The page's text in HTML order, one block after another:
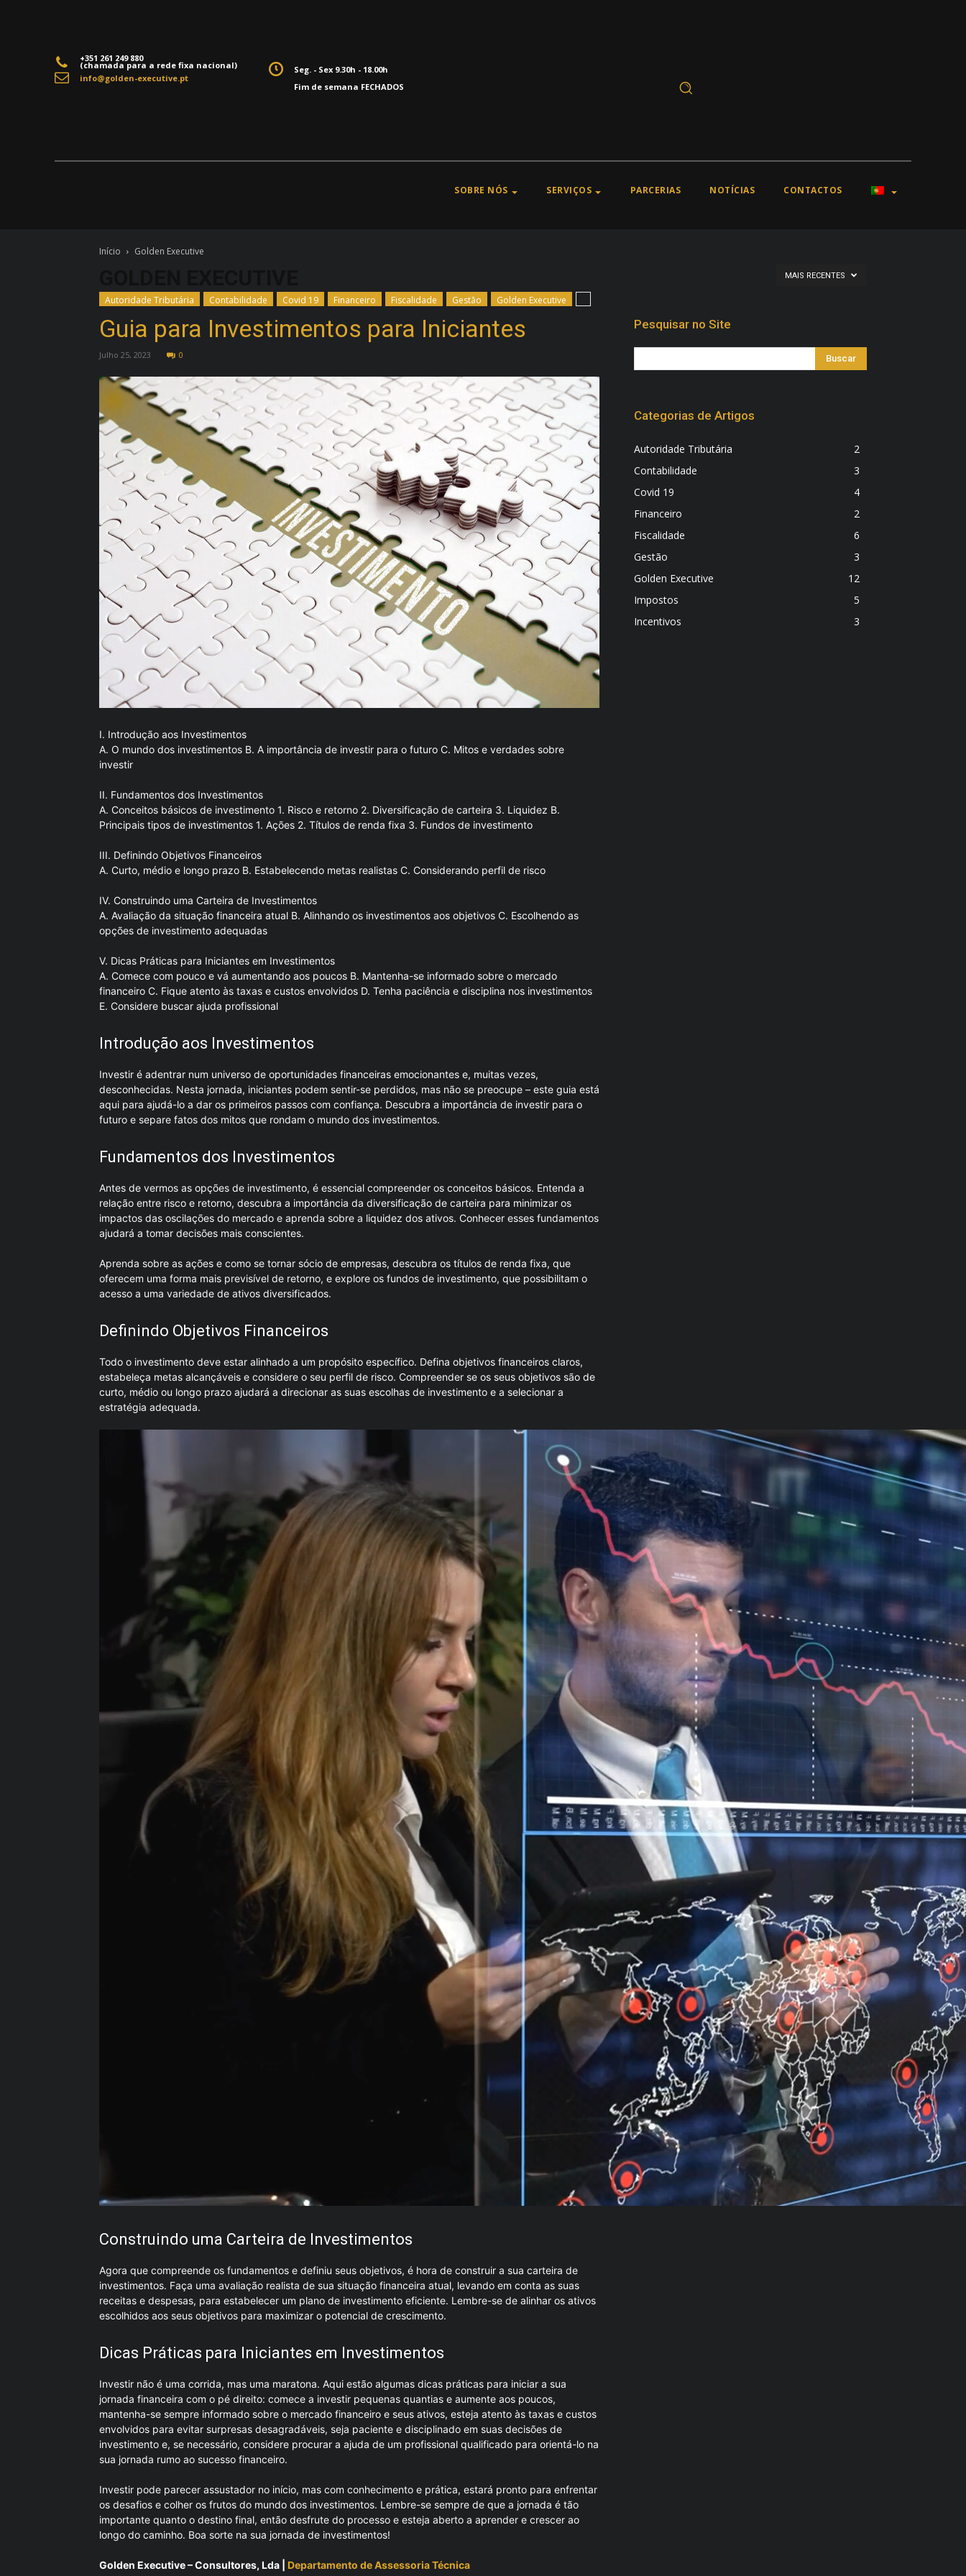
+351 261 249 880
(chamada para a rede fixa nacional)
info@golden-executive.pt
Seg. - Sex 9.30h - 18.00h
Fim de semana FECHADOS
SOBRE NÓS SERVIÇOS PARCERIAS NOTÍCIAS CONTACTOS
Início Golden Executive
Autoridade Tributária Contabilidade Covid 19 Financeiro Fiscalidade Gestão Golden Executive
MAIS RECENTES
Guia para Investimentos para Iniciantes
Julho 25, 2023 0
I. Introdução aos Investimentos
A. O mundo dos investimentos B. A importância de investir para o futuro C. Mitos e verdades sobre
investir
II. Fundamentos dos Investimentos
A. Conceitos básicos de investimento 1. Risco e retorno 2. Diversificação de carteira 3. Liquidez B.
Principais tipos de investimentos 1. Ações 2. Títulos de renda fixa 3. Fundos de investimento
III. Definindo Objetivos Financeiros
A. Curto, médio e longo prazo B. Estabelecendo metas realistas C. Considerando perfil de risco
IV. Construindo uma Carteira de Investimentos
A. Avaliação da situação financeira atual B. Alinhando os investimentos aos objetivos C. Escolhendo as
opções de investimento adequadas
V. Dicas Práticas para Iniciantes em Investimentos
A. Comece com pouco e vá aumentando aos poucos B. Mantenha-se informado sobre o mercado
financeiro C. Fique atento às taxas e custos envolvidos D. Tenha paciência e disciplina nos investimentos
E. Considere buscar ajuda profissional
Introdução aos Investimentos
Investir é adentrar num universo de oportunidades financeiras emocionantes e, muitas vezes,
desconhecidas. Nesta jornada, iniciantes podem sentir-se perdidos, mas não se preocupe – este guia está
aqui para ajudá-lo a dar os primeiros passos com confiança. Descubra a importância de investir para o
futuro e separe fatos dos mitos que rondam o mundo dos investimentos.
Fundamentos dos Investimentos
Antes de vermos as opções de investimento, é essencial compreender os conceitos básicos. Entenda a
relação entre risco e retorno, descubra a importância da diversificação de carteira para minimizar os
impactos das oscilações do mercado e aprenda sobre a liquidez dos ativos. Conhecer esses fundamentos
ajudará a tomar decisões mais conscientes.
Aprenda sobre as ações e como se tornar sócio de empresas, descubra os títulos de renda fixa, que
oferecem uma forma mais previsível de retorno, e explore os fundos de investimento, que possibilitam o
acesso a uma variedade de ativos diversificados.
Definindo Objetivos Financeiros
Todo o investimento deve estar alinhado a um propósito específico. Defina objetivos financeiros claros,
estabeleça metas alcançáveis ​​e considere o seu perfil de risco. Compreender se os seus objetivos são de
curto, médio ou longo prazo ajudará a direcionar as suas escolhas de investimento e a selecionar a
estratégia adequada.
Construindo uma Carteira de Investimentos
Agora que compreende os fundamentos e definiu seus objetivos, é hora de construir a sua carteira de
investimentos. Faça uma avaliação realista de sua situação financeira atual, levando em conta as suas
receitas e despesas, para estabelecer um plano de investimento eficiente. Lembre-se de alinhar os ativos
escolhidos aos seus objetivos para maximizar o potencial de crescimento.
Dicas Práticas para Iniciantes em Investimentos
Investir não é uma corrida, mas uma maratona. Aqui estão algumas dicas práticas para iniciar a sua
jornada financeira com o pé direito: comece a investir pequenas quantias e aumente aos poucos,
mantenha-se sempre informado sobre o mercado financeiro e seus ativos, esteja atento às taxas e custos
envolvidos para evitar surpresas desagradáveis, seja paciente e disciplinado em suas decisões de
investimento e, se necessário, considere procurar a ajuda de um profissional qualificado para orientá-lo na
sua jornada rumo ao sucesso financeiro.
Investir pode parecer assustador no início, mas com conhecimento e prática, estará pronto para enfrentar
os desafios e colher os frutos do mundo dos investimentos. Lembre-se sempre de que a jornada é tão
importante quanto o destino final, então desfrute do processo e esteja aberto a aprender e crescer ao
longo do caminho. Boa sorte na sua jornada de investimentos!
Golden Executive – Consultores, Lda | Departamento de Assessoria Técnica
Pesquisar no Site
Categorias de Artigos
Autoridade Tributária
2
Contabilidade
3
Covid 19
4
Financeiro
2
Fiscalidade
6
Gestão
3
Golden Executive
12
Impostos
5
Incentivos
3